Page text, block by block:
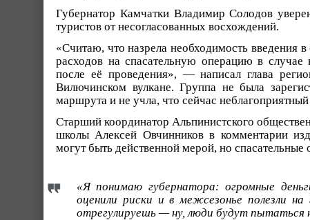
Губернатор Камчатки Владимир Солодов
туристов от несогласованных восхождений.
«Считаю, что назрела необходимость введения
расходов на спасательную операцию в
после её проведения», — написал глава
Вилючинском вулкане. Группа не была
маршрута и не учла, что сейчас неблагоприятный
Старший координатор Альпинистского
школы Алексей Овчинников в комментарии
могут быть действенной мерой, но спасательные
«Я понимаю губернатора: огромные
оценили риски и в межсезонье полезли
отрегулируешь — ну, люди будут пытаться